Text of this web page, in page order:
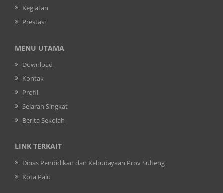
Kegiatan
Prestasi
MENU UTAMA
Download
Kontak
Profil
Sejarah Singkat
Berita Sekolah
LINK TERKAIT
Dinas Pendidikan dan Kebudayaan Prov Sulteng
Kota Palu